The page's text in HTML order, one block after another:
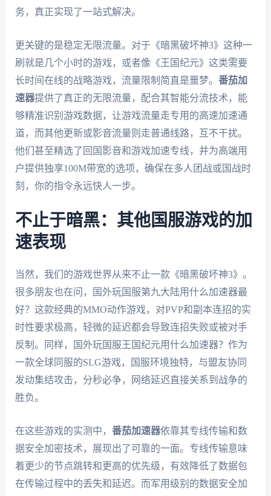
务，真正实现了一站式解决。
更关键的是稳定无限流量。对于《暗黑破坏神3》这种一
刷就是几个小时的游戏，或者像《王国纪元》这类需要
长时间在线的战略游戏，流量限制简直是噩梦。 番茄加
速器提供了真正的无限流量，配合其智能分流技术，能
够精准识别游戏数据，让游戏流量走专用的高速加速通
道，而其他更新或影音流量则走普通线路，互不干扰。
他们甚至精选了回国影音和游戏加速专线，并为高端用
户提供独享100M带宽的选项，确保在多人团战或国战时
刻，你的指令永远快人一步。
不止于暗黑：其他国服游戏的加
速表现
当然，我们的游戏世界从来不止一款《暗黑破坏神3》。
很多朋友也在问，国外玩国服第九大陆用什么加速器最
好？这款经典的MMO动作游戏，对PVP和副本连招的实
时性要求极高，轻微的延迟都会导致连招失败或被对手
反制。同样，国外玩国服王国纪元用什么加速器？作为
一款全球同服的SLG游戏，国服环境独特，与盟友协同
发动集结攻击，分秒必争，网络延迟直接关系到战争的
胜负。
在这些游戏的实测中， 番茄加速器依靠其专线传输和数
据安全加密技术，展现出了可靠的一面。专线传输意味
着更少的节点跳转和更高的优先级，有效降低了数据包
在传输过程中的丢失和延迟。而军用级别的数据安全加